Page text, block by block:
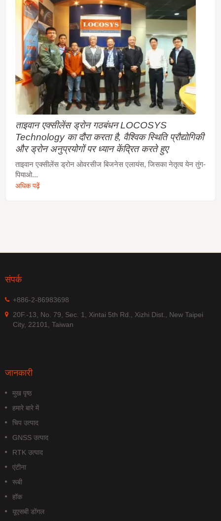
ताइवान एक्सीलेंस ड्रोन गठबंधन LOCOSYS
Technology का दौरा करता है, वैश्विक स्थिति प्रौद्योगिकी
और ड्रोन अनुप्रयोगों पर ध्यान केंद्रित करते हुए
ताइवान एक्सीलेंस ड्रोन ओवरसीज बिजनेस एलायंस, जिसका नेतृत्व येन तुंग-
पियाओ...
अधिक पढ़ें
संपर्क
+886-2-86983698
20F.-13, No. 79, Sec. 1, Xintai 5th Rd., Xizhi Dist., New Taipei
City, 22101, Taiwan
जानकारी
मुख पृष्ठ
हमारे बारे में
चिप उत्पाद
GNSS उत्पाद
RTK उत्पाद
एंटीना
रूबी
हॉक
यूएसबी डोंगल